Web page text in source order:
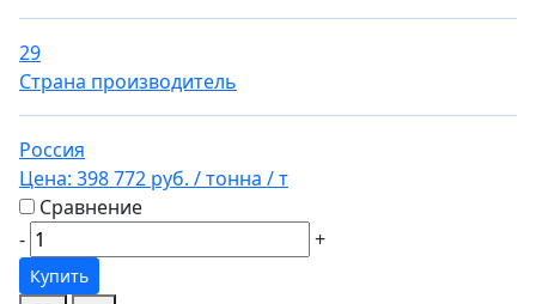
29
Страна производитель
Россия
Цена: 398 772 руб. / тонна / т
Сравнение
-
+
Купить